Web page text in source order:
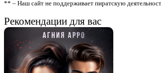
** – Наш сайт не поддерживает пиратскую
Рекомендации для вас